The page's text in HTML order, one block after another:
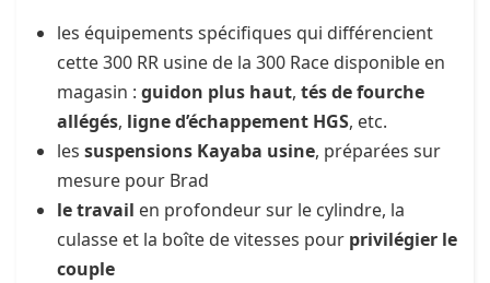
les équipements spécifiques qui différencient
cette 300 RR usine de la 300 Race disponible en
magasin : guidon plus haut, tés de fourche
allégés, ligne d’échappement HGS, etc.
les suspensions Kayaba usine, préparées sur
mesure pour Brad
le travail en profondeur sur le cylindre, la
culasse et la boîte de vitesses pour privilégier le
couple